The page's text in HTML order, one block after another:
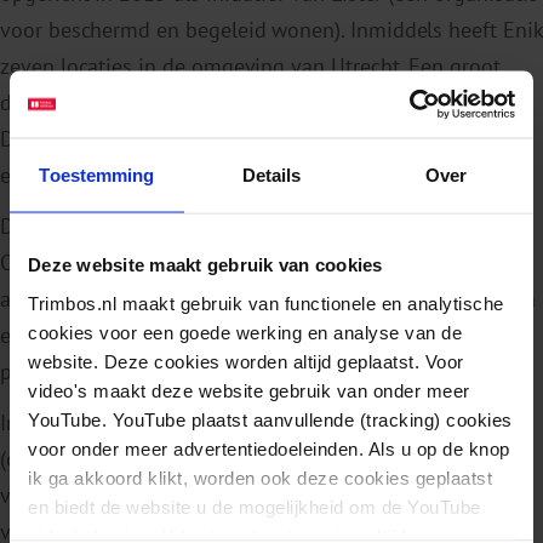
Toestemming Details Over
Deze website maakt gebruik van cookies
Trimbos.nl maakt gebruik van functionele en analytische
cookies voor een goede werking en analyse van de
website. Deze cookies worden altijd geplaatst. Voor
video's maakt deze website gebruik van onder meer
YouTube. YouTube plaatst aanvullende (tracking) cookies
voor onder meer advertentiedoeleinden. Als u op de knop
ik ga akkoord klikt, worden ook deze cookies geplaatst
en biedt de website u de mogelijkheid om de YouTube
voor beschermd en begeleid wonen). Inmiddels heeft Enik
zeven locaties in de omgeving van Utrecht. Een groot
deel van ons onderzoek wordt bij Enik uitgevoerd.
Daarom werken betrokkenen bij Enik ook mee als
ervaringsonderzoekers op het project.
Dit collectief noemen we de POP groep (Peer
Onderzoekers Perspectief). Door ervaringskennis en
academische kennis bij elkaar te brengen kunnen we van
elkaar leren en onderzoek doen dat recht doet aan de
praktijk.
In alle stappen van het onderzoek wordt samengewerkt
(ontwerpen van studies, werven van deelnemers, data
verzamelen, analyseren, en resultaten opschrijven en
verspreiden).